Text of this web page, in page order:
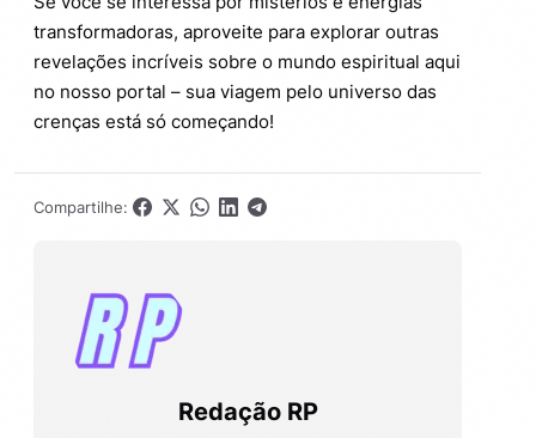
transformadoras, aproveite para explorar outras
revelações incríveis sobre o mundo espiritual aqui
no nosso portal – sua viagem pelo universo das
crenças está só começando!
Compartilhe:
Redação RP